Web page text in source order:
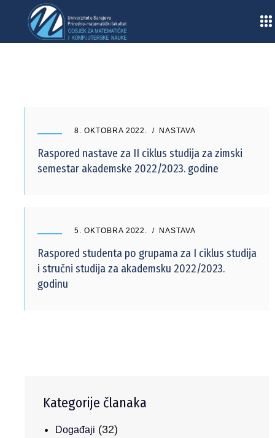
8. OKTOBRA 2022. NASTAVA
Raspored nastave za II ciklus studija za zimski
semestar akademske 2022/2023. godine
5. OKTOBRA 2022. NASTAVA
Raspored studenta po grupama za I ciklus studija
i stručni studija za akademsku 2022/2023.
godinu
Kategorije članaka
Događaji (32)